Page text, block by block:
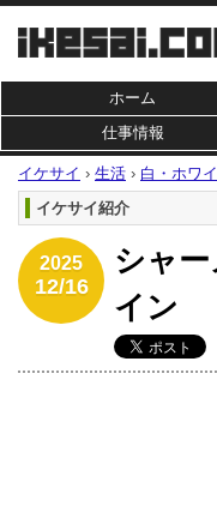
ホーム
仕事情報
イケサイ › 生活 › 白・ホワ
イケサイ紹介
2025
12/16
シャ
イン